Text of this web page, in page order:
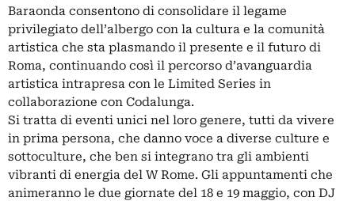
Baraonda consentono di consolidare il legame
privilegiato dell’albergo con la cultura e la comunità
artistica che sta plasmando il presente e il futuro di
Roma, continuando così il percorso d’avanguardia
artistica intrapresa con le Limited Series in
collaborazione con Codalunga.
Si tratta di eventi unici nel loro genere, tutti da vivere
in prima persona, che danno voce a diverse culture e
sottoculture, che ben si integrano tra gli ambienti
vibranti di energia del W Rome. Gli appuntamenti che
animeranno le due giornate del 18 e 19 maggio, con DJ